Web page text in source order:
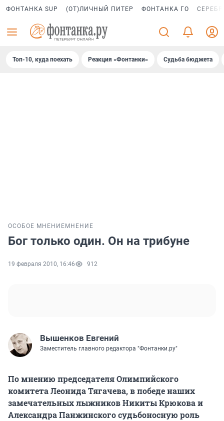
ФОНТАНКА SUP (ОТ)ЛИЧНЫЙ ПИТЕР ФОНТАНКА ГО
Топ-10, куда поехать Реакция «Фонтанки» Судьба бюджета
ОСОБОЕ МНЕНИЕ МНЕНИЕ
Бог только один. Он на трибуне
19 февраля 2010, 16:46 912
Вышенков Евгений
Заместитель главного редактора "Фонтанки.ру"
По мнению председателя Олимпийского
комитета Леонида Тягачева, в победе наших
замечательных лыжников Никиты Крюкова и
Александра Панжинского судьбоносную роль